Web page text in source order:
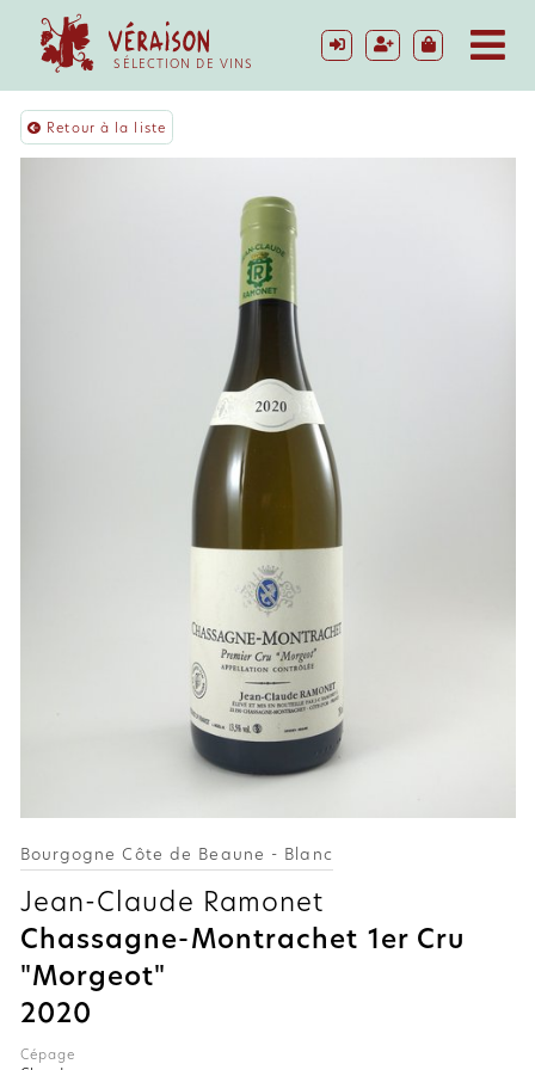
SÉLECTION DE VINS
Retour à la liste
Bourgogne Côte de Beaune - Blanc
Jean-Claude Ramonet
Chassagne-Montrachet 1er Cru
"Morgeot"
2020
Cépage